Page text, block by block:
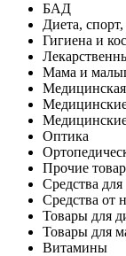
БАД
Диета,
Гигиена и
Мама и
Оптика
Прочие
Средства
Средства от
Товары для
Товары для
Витамины